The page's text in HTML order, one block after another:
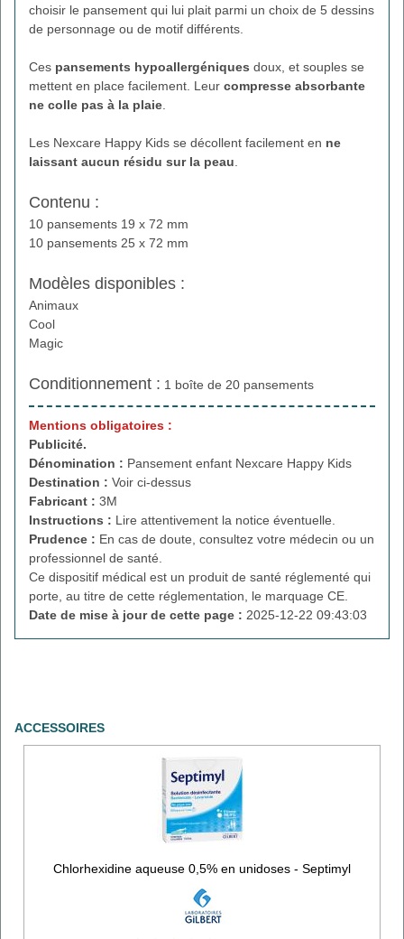
choisir le pansement qui lui plait parmi un choix de 5 dessins
de personnage ou de motif différents.
Ces pansements hypoallergéniques doux, et souples se
mettent en place facilement. Leur compresse absorbante
ne colle pas à la plaie.
Les Nexcare Happy Kids se décollent facilement en ne
laissant aucun résidu sur la peau.
Contenu :
10 pansements 19 x 72 mm
10 pansements 25 x 72 mm
Modèles disponibles :
Animaux
Cool
Magic
Conditionnement : 1 boîte de 20 pansements
Mentions obligatoires :
Publicité.
Dénomination : Pansement enfant Nexcare Happy Kids
Destination : Voir ci-dessus
Fabricant : 3M
Instructions : Lire attentivement la notice éventuelle.
Prudence : En cas de doute, consultez votre médecin ou un
professionnel de santé.
Ce dispositif médical est un produit de santé réglementé qui
porte, au titre de cette réglementation, le marquage CE.
Date de mise à jour de cette page : 2025-12-22 09:43:03
ACCESSOIRES
Chlorhexidine aqueuse 0,5% en unidoses - Septimyl